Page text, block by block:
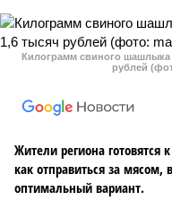
Килограмм свиного шашлыка
рублей
Жители региона
как отправиться за
оптимальный вариант.